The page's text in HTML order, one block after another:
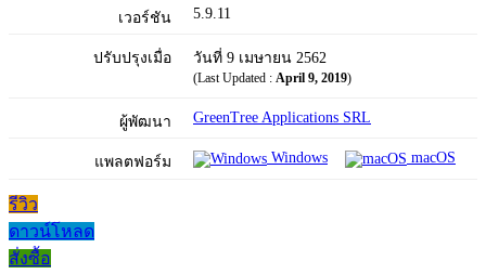
เวอร์ชัน 5.9.11
ปรับปรุงเมื่อ วันที่ 9 เมษายน 2562
(Last Updated : April 9, 2019)
ผู้พัฒนา GreenTree Applications SRL
แพลตฟอร์ม Windows macOS
รีวิว
ดาวน์โหลด
สั่งซื้อ